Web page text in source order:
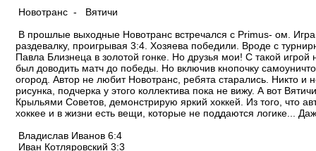
Новотранс - Вятичи
В прошлые выходные Новотранс встречался с Primus- ом.
раздевалку, проигрывая 3:4. Хозяева победили. Вроде с
Павла Близнеца в золотой гонке. Но друзья мои! С такой
был доводить матч до победы. Но включив кнопочку
огород. Автор не любит Новотранс, ребята старались. Никто
рисунка, подчерка у этого коллектива пока не вижу. А вот
Крыльями Советов, демонстрирую яркий хоккей. Из того, что
хоккее и в жизни есть вещи, которые не поддаются логике...
Владислав Иванов 6:4
Иван Котляровский 3:3